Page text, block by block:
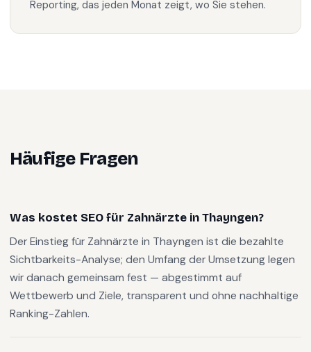
Reporting, das jeden Monat zeigt, wo Sie stehen.
Häufige Fragen
Was kostet SEO für Zahnärzte in Thayngen?
Der Einstieg für Zahnärzte in Thayngen ist die bezahlte
Sichtbarkeits-Analyse; den Umfang der Umsetzung legen
wir danach gemeinsam fest — abgestimmt auf
Wettbewerb und Ziele, transparent und ohne nachhaltige
Ranking-Zahlen.